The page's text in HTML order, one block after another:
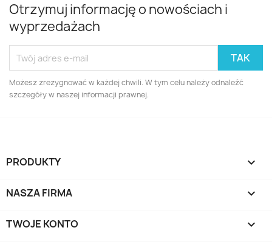
Otrzymuj informację o nowościach i
wyprzedażach
Możesz zrezygnować w każdej chwili. W tym celu należy odnaleźć
szczegóły w naszej informacji prawnej.
PRODUKTY 
NASZA FIRMA 
TWOJE KONTO 